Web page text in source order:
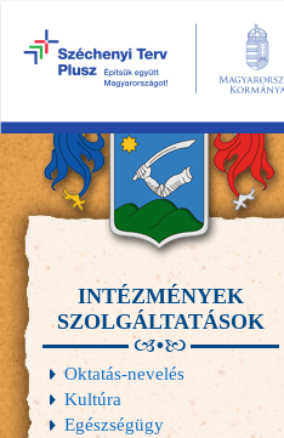
INTÉZMÉNYEK
SZOLGÁLTATÁSOK
Oktatás-nevelés
Kultúra
Egészségügy